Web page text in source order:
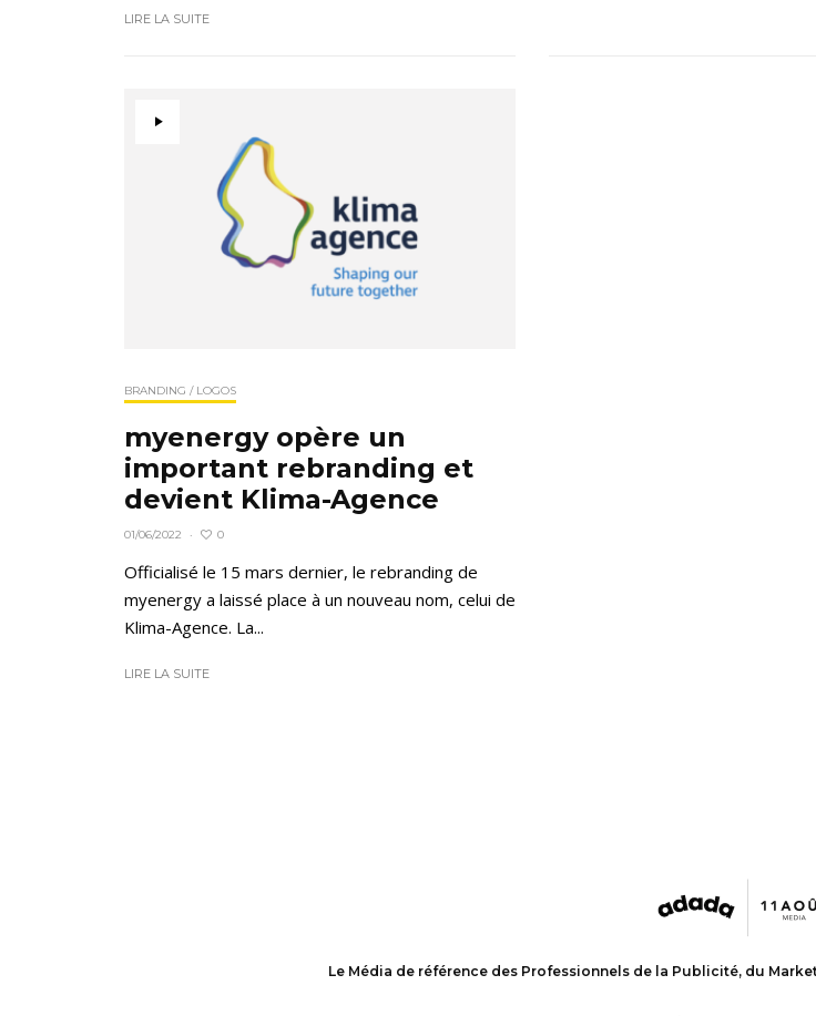
LIRE LA SUITE
BRANDING / LOGOS
myenergy opère un
important rebranding et
devient Klima-Agence
01/06/2022 · 0
Officialisé le 15 mars dernier, le rebranding de
myenergy a laissé place à un nouveau nom, celui de
Klima-Agence. La...
LIRE LA SUITE
Le Média de référence des Professionnels de la Publicité, du